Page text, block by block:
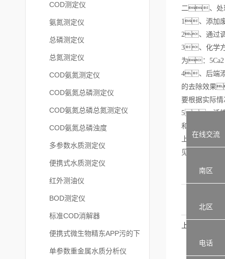
COD测定仪
氨氮测定仪
总磷测定仪
总氮测定仪
COD氨氮测定仪
COD氨氮总磷测定仪
COD氨氮总磷总氮测定仪
COD氨氮总磷浊度
多参数水质测定仪
便携式水质测定仪
红外测油仪
BOD测定仪
标准COD消解器
便携式微生物精东APP污的下
载安装
单参数重金属水质分析仪
二、处
1、添加
2、通过
3、化学
为：5Ca2
4、后端
的去除效果
要根据实际
5、活性
和废水中细
上面是总氮测
见
上一篇
在线交流
南区
北区
电话